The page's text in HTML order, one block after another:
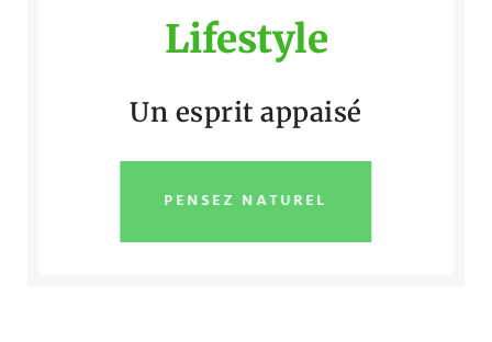
Lifestyle
Un esprit appaisé
PENSEZ NATUREL